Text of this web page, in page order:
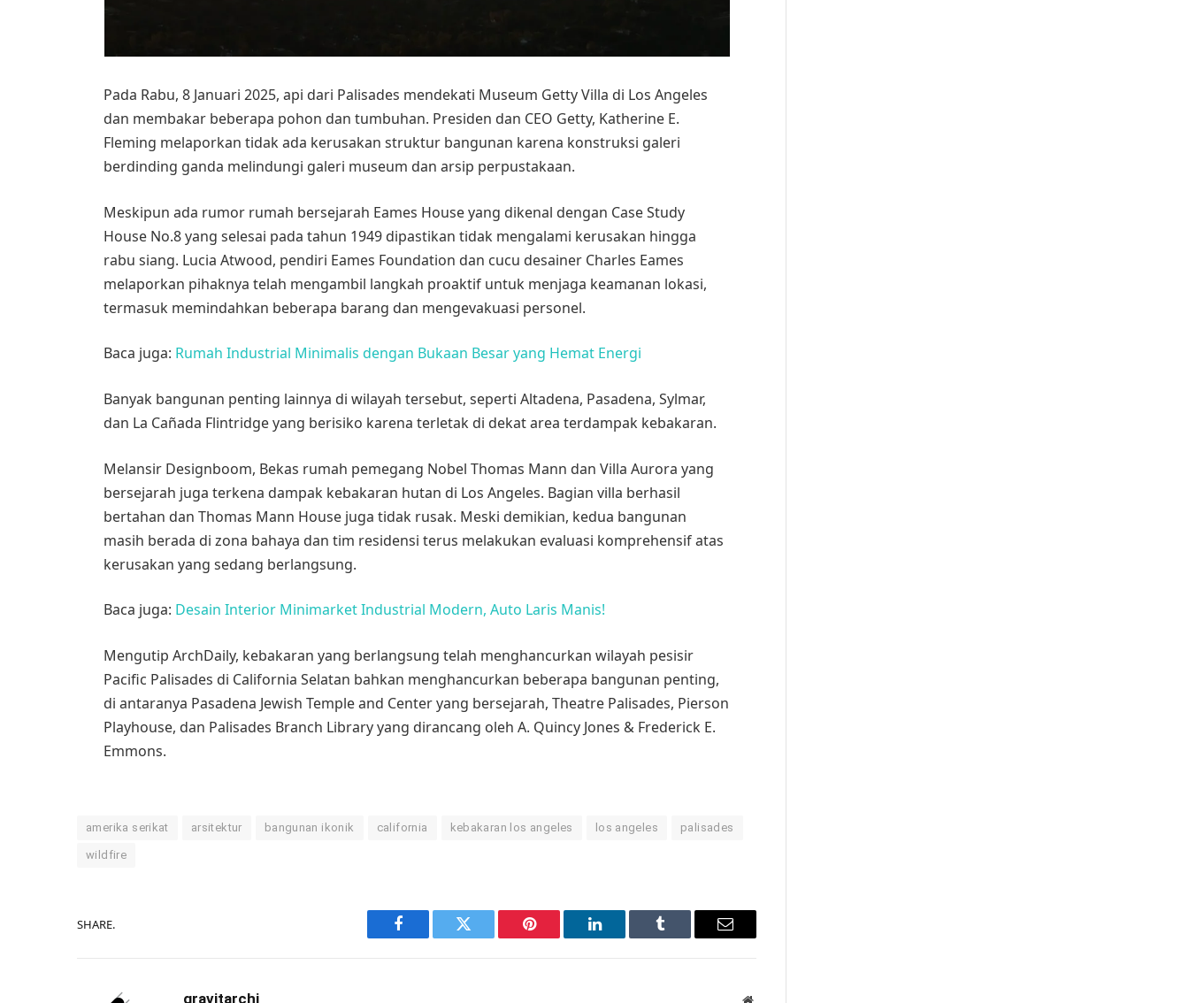
Pada Rabu, 8 Januari 2025, api dari Palisades mendekati Museum Getty Villa di Los Angeles
dan membakar beberapa pohon dan tumbuhan. Presiden dan CEO Getty, Katherine E.
Fleming melaporkan tidak ada kerusakan struktur bangunan karena konstruksi galeri
berdinding ganda melindungi galeri museum dan arsip perpustakaan.
Meskipun ada rumor rumah bersejarah Eames House yang dikenal dengan Case Study
House No.8 yang selesai pada tahun 1949 dipastikan tidak mengalami kerusakan hingga
rabu siang. Lucia Atwood, pendiri Eames Foundation dan cucu desainer Charles Eames
melaporkan pihaknya telah mengambil langkah proaktif untuk menjaga keamanan lokasi,
termasuk memindahkan beberapa barang dan mengevakuasi personel.
Baca juga: Rumah Industrial Minimalis dengan Bukaan Besar yang Hemat Energi
Banyak bangunan penting lainnya di wilayah tersebut, seperti Altadena, Pasadena, Sylmar,
dan La Cañada Flintridge yang berisiko karena terletak di dekat area terdampak kebakaran.
Melansir Designboom, Bekas rumah pemegang Nobel Thomas Mann dan Villa Aurora yang
bersejarah juga terkena dampak kebakaran hutan di Los Angeles. Bagian villa berhasil
bertahan dan Thomas Mann House juga tidak rusak. Meski demikian, kedua bangunan
masih berada di zona bahaya dan tim residensi terus melakukan evaluasi komprehensif atas
kerusakan yang sedang berlangsung.
Baca juga: Desain Interior Minimarket Industrial Modern, Auto Laris Manis!
Mengutip ArchDaily, kebakaran yang berlangsung telah menghancurkan wilayah pesisir
Pacific Palisades di California Selatan bahkan menghancurkan beberapa bangunan penting,
di antaranya Pasadena Jewish Temple and Center yang bersejarah, Theatre Palisades, Pierson
Playhouse, dan Palisades Branch Library yang dirancang oleh A. Quincy Jones & Frederick E.
Emmons.
amerika serikat arsitektur bangunan ikonik california kebakaran los angeles los angeles palisades
wildfire
SHARE.
Facebook Twitter Pinterest LinkedIn Tumblr Email
gravitarchi Website